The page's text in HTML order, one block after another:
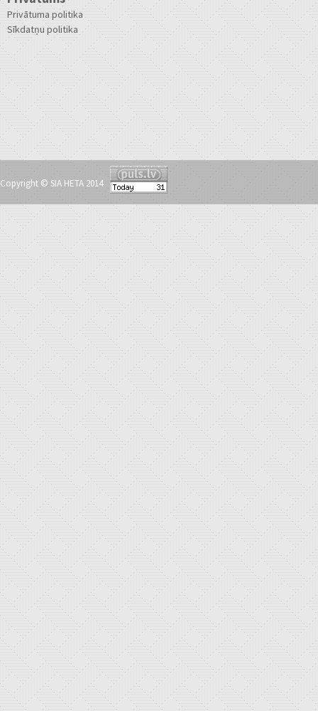
Privātuma politika
Sīkdatņu politika
Copyright © SIA HETA 2014